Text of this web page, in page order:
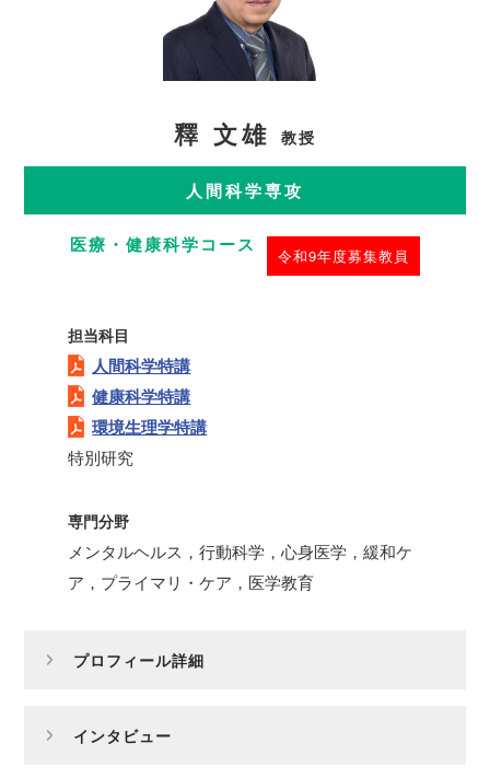
釋 文雄 教授
人間科学専攻
医療・健康科学コース 令和9年度募集教員
担当科目
人間科学特講
健康科学特講
環境生理学特講
特別研究
専門分野
メンタルヘルス，行動科学，心身医学，緩和ケ
ア，プライマリ・ケア，医学教育
プロフィール詳細
インタビュー